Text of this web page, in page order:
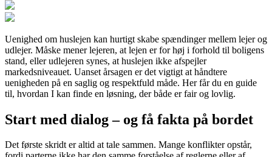
Uenighed om huslejen kan hurtigt skabe spændinger mellem lejer og
udlejer. Måske mener lejeren, at lejen er for høj i forhold til boligens
stand, eller udlejeren synes, at huslejen ikke afspejler
markedsniveauet. Uanset årsagen er det vigtigt at håndtere
uenigheden på en saglig og respektfuld måde. Her får du en guide
til, hvordan I kan finde en løsning, der både er fair og lovlig.
Start med dialog – og få fakta på bordet
Det første skridt er altid at tale sammen. Mange konflikter opstår,